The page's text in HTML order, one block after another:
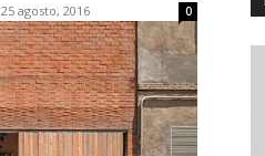
25 agosto, 2016 0